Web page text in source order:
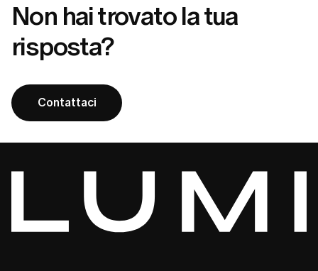
Non hai trovato la tua
risposta?
Contattaci